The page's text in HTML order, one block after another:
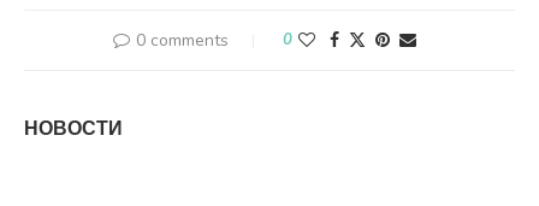
0 comments 0
НОВОСТИ